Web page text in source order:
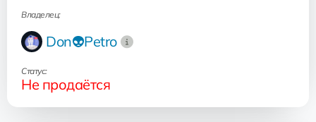
Владелец:
Don👽Petro
Статус:
Не продаётся